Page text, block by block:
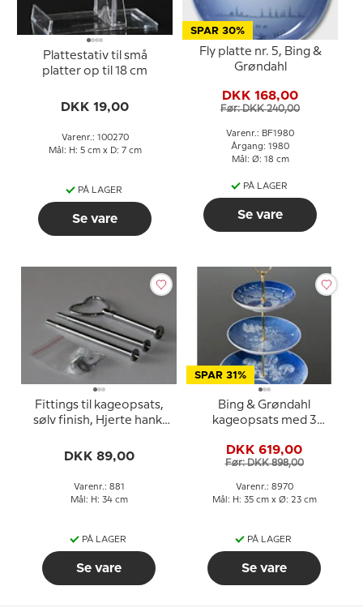
Plattestativ til små
platter op til 18 cm
DKK 19,00
Varenr.: 100270
Mål: H: 5 cm x D: 7 cm
PÅ LAGER
Se vare
SPAR 30%
Fly platte nr. 5, Bing &
Grøndahl
DKK 168,00
Før: DKK 240,00
Varenr.: BF1980
Årgang: 1980
Mål: Ø: 18 cm
PÅ LAGER
Se vare
Fittings til kageopsats,
sølv finish, Hjerte hank,
DKK 89,00
Varenr.: 881
Mål: H: 34 cm
PÅ LAGER
Se vare
SPAR 31%
Bing & Grøndahl
kageopsats med 3
DKK 619,00
Før: DKK 898,00
Varenr.: 8970
Mål: H: 35 cm x Ø: 23 cm
PÅ LAGER
Se vare